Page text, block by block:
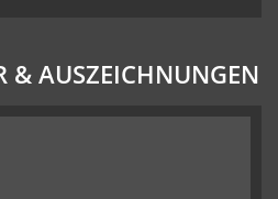
& AUSZEICHNUNGEN